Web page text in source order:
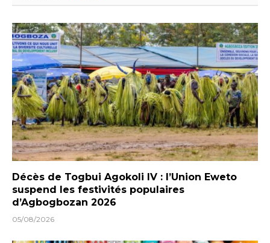
Décès de Togbui Agokoli IV : l’Union Eweto
suspend les festivités populaires
d’Agbogbozan 2026
05/08/2026